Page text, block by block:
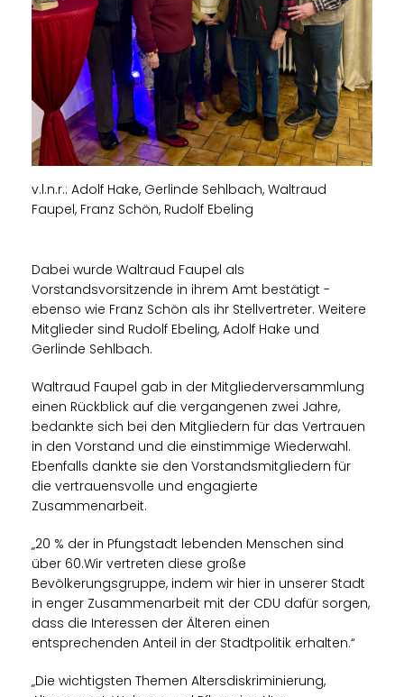
v.l.n.r.: Adolf Hake, Gerlinde Sehlbach, Waltraud
Faupel, Franz Schön, Rudolf Ebeling
Dabei wurde Waltraud Faupel als
Vorstandsvorsitzende in ihrem Amt bestätigt -
ebenso wie Franz Schön als ihr Stellvertreter. Weitere
Mitglieder sind Rudolf Ebeling, Adolf Hake und
Gerlinde Sehlbach.
Waltraud Faupel gab in der Mitgliederversammlung
einen Rückblick auf die vergangenen zwei Jahre,
bedankte sich bei den Mitgliedern für das Vertrauen
in den Vorstand und die einstimmige Wiederwahl.
Ebenfalls dankte sie den Vorstandsmitgliedern für
die vertrauensvolle und engagierte
Zusammenarbeit.
20 % der in Pfungstadt lebenden Menschen sind
über 60.Wir vertreten diese große
Bevölkerungsgruppe, indem wir hier in unserer Stadt
in enger Zusammenarbeit mit der CDU dafür sorgen,
dass die Interessen der Älteren einen
entsprechenden Anteil in der Stadtpolitik erhalten.“
Die wichtigsten Themen Altersdiskriminierung,